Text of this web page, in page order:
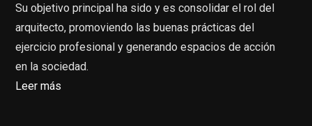
Su objetivo principal ha sido y es consolidar el rol del
arquitecto, promoviendo las buenas prácticas del
ejercicio profesional y generando espacios de acción
en la sociedad.
Leer más